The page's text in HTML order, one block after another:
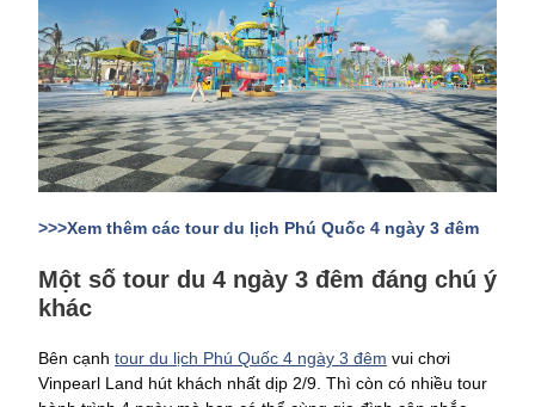
>>>Xem thêm các tour du lịch Phú Quốc 4 ngày 3 đêm
Một số tour du 4 ngày 3 đêm đáng chú ý
khác
Bên cạnh tour du lịch Phú Quốc 4 ngày 3 đêm vui chơi
Vinpearl Land hút khách nhất dịp 2/9. Thì còn có nhiều tour